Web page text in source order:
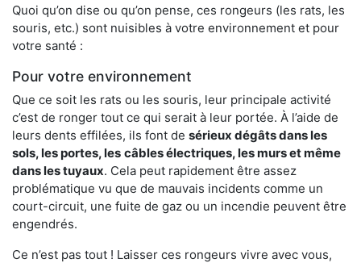
Quoi qu’on dise ou qu’on pense, ces rongeurs (les rats, les
souris, etc.) sont nuisibles à votre environnement et pour
votre santé :
Pour votre environnement
Que ce soit les rats ou les souris, leur principale activité
c’est de ronger tout ce qui serait à leur portée. À l’aide de
leurs dents effilées, ils font de sérieux dégâts dans les
sols, les portes, les câbles électriques, les murs et même
dans les tuyaux. Cela peut rapidement être assez
problématique vu que de mauvais incidents comme un
court-circuit, une fuite de gaz ou un incendie peuvent être
engendrés.
Ce n’est pas tout ! Laisser ces rongeurs vivre avec vous,